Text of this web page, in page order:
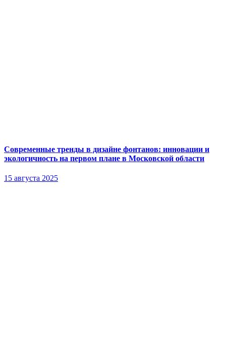
Современные тренды в дизайне фонтанов: инновации и
экологичность на первом плане в Московской области
15 августа 2025